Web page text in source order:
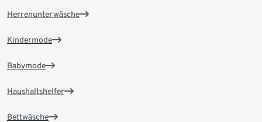
Herrenunterwäsche
Kindermode
Babymode
Haushaltshelfer
Bettwäsche